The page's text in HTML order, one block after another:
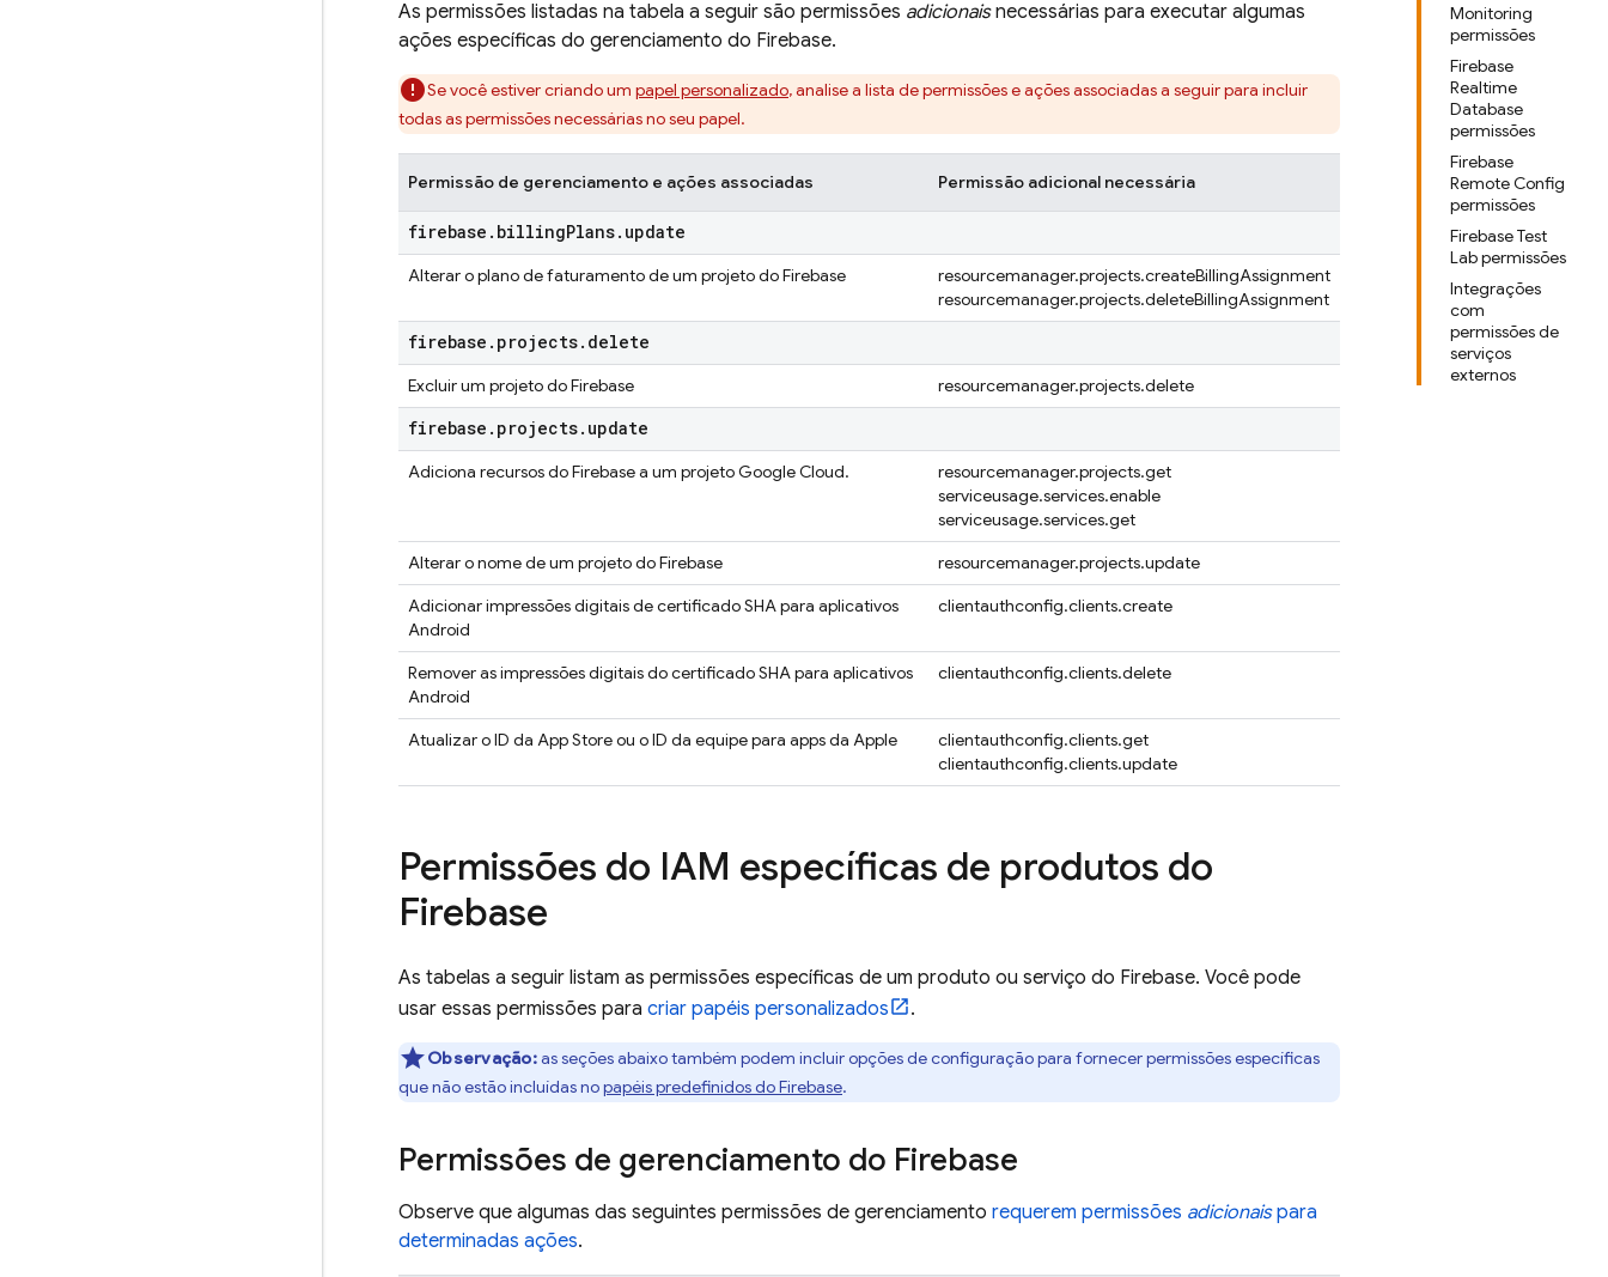
Monitoring
permissões
Firebase
Realtime
Database
permissões
Firebase
Remote Config
permissões
Firebase Test
Lab permissões
Integrações
com
permissões de
serviços
externos
As permissões listadas na tabela a seguir são permissões adicionaisnecessárias para executar algumas
ações específicas do gerenciamento do Firebase.
Se você estiver criando um papel personalizado, analise a lista de permissões e ações associadas a seguir para incluir
todas as permissões necessárias no seu papel.
Permissão de gerenciamento e ações associadas Permissão adicional necessária
firebase . billingPlans. update
Alterar o plano de faturamento de um projeto do Firebase
resourcemanager.projects.createBillingAssignment
resourcemanager.projects.deleteBillingAssignment
firebase . projects. delete
Excluir um projeto do Firebase resourcemanager.projects.delete
firebase . projects. update
Adiciona recursos do Firebase a um projetoGoogle Cloud.
resourcemanager.projects.get
serviceusage.services.enable
serviceusage.services.get
Alterar o nome de um projeto do Firebase
resourcemanager.projects.update
Adicionar impressões digitais de certificado SHA para aplicativos
Android
clientauthconfig.clients.create
Remover as impressões digitais do certificado SHA para aplicativos
Android
clientauthconfig.clients.delete
Atualizar o ID da App Store ou o ID da equipe para apps da Apple
clientauthconfig.clients.get
clientauthconfig.clients.update
Permissões do IAM específicas de produtos do
Firebase
As tabelas a seguir listam as permissões específicas de um produto ou serviço do Firebase. Você pode
usar essas permissões para criar papéis personalizados .
Observação:as seções abaixo também podem incluir opções de configuração para fornecer permissões específicas
que não estão incluídas nopapéis predefinidos do Firebase.
Permissões de gerenciamento do Firebase
Observe que algumas das seguintes permissões de gerenciamento requerem permissões adicionaispara
determinadas ações.